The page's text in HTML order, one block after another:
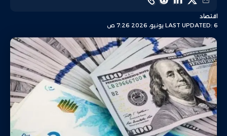
LAST UPDATED: 6 يونيو، 2026 7:26 ص
اقتصاد